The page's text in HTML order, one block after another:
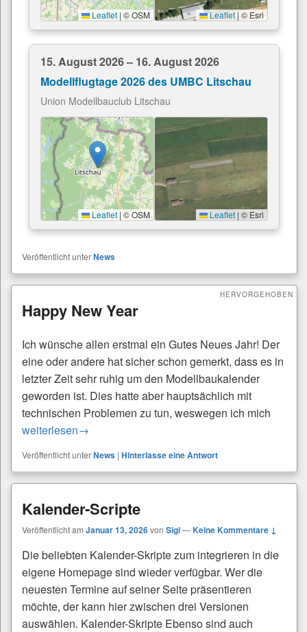
Leaflet | © OSM Leaflet |© Esri
15. August 2026 – 16. August 2026
Modellflugtage 2026 des UMBC Litschau
Union Modellbauclub Litschau
Leaflet | © OSM Leaflet | © Esri
Veröffentlicht unterNews
Happy New Year
HERVORGEHOBEN
Ich wünsche allen erstmal ein Gutes Neues Jahr! Der
eine oder andere hat sicher schon gemerkt, dass es in
letzter Zeit sehr ruhig um den Modellbaukalender
geworden ist. Dies hatte aber hauptsächlich mit
technischen Problemen zu tun, weswegen ich mich
Happy New Year
weiterlesen→
Veröffentlicht unterNews | Hinterlasse eine Antwort
Kalender-Scripte
Veröffentlicht am Januar 13, 2026von Sigi—Keine Kommentare ↓
Die beliebten Kalender-Skripte zum integrieren in die
eigene Homepage sind wieder verfügbar. Wer die
neuesten Termine auf seiner Seite präsentieren
möchte, der kann hier zwischen drei Versionen
auswählen. Kalender-Skripte Ebenso sind auch